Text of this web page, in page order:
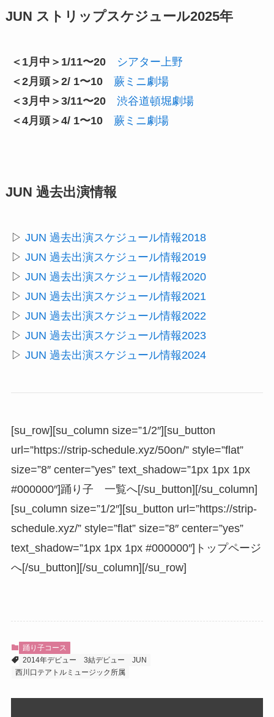
JUN ストリップスケジュール2025年
＜1月中＞1/11〜20
シアター上野
＜2月頭＞2/ 1〜10
蕨ミニ劇場
＜3月中＞3/11〜20
渋谷道頓堀劇場
＜4月頭＞4/ 1〜10
蕨ミニ劇場
JUN 過去出演情報
▷ JUN 過去出演スケジュール情報2018
▷ JUN 過去出演スケジュール情報2019
▷ JUN 過去出演スケジュール情報2020
▷ JUN 過去出演スケジュール情報2021
▷ JUN 過去出演スケジュール情報2022
▷ JUN 過去出演スケジュール情報2023
▷ JUN 過去出演スケジュール情報2024
[su_row][su_column size=”1/2″][su_button
url=”https://strip-schedule.xyz/50on/” style=”flat”
size=”8″ center=”yes” text_shadow=”1px 1px 1px
#000000″]踊り子 一覧へ[/su_button][/su_column]
[su_column size=”1/2″][su_button url=”https://strip-
schedule.xyz/” style=”flat” size=”8″ center=”yes”
text_shadow=”1px 1px 1px #000000″]トップページ
へ[/su_button][/su_column][/su_row]
踊り子コース
2014年デビュー
3結デビュー
JUN
西川口テアトルミュージック所属